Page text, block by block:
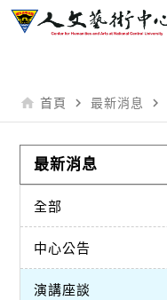
home 首頁 navigate_next 最新消息 navigate_next
最新消息
全部
中心公告
演講座談